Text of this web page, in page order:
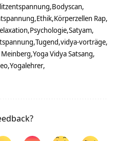
Bodyscan
Ethik Körperzellen Rap
Psychologie Satyam
Tugend vidya-vorträge
Yoga Vidya Satsang
Yogalehrer